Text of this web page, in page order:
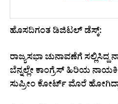
ಹೊಸದಿಗಂತ ಡಿಜಿಟಲ್ ಡೆಸ್ಕ್:
ರಾಜ್ಯಸಭಾ ಚುನಾವಣೆಗೆ ಸಲ್ಲಿಸಿದ್ದ
ಬೆನ್ನಲ್ಲೇ ಕಾಂಗ್ರೆಸ್ ಹಿರಿಯ
ಸುಪ್ರೀಂ ಕೋರ್ಟ್ ಮೊರೆ